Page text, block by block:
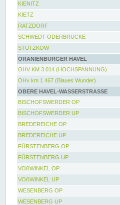
KIENITZ
KIETZ
RATZDORF
SCHWEDT-ODERBRÜCKE
STÜTZKOW
ORANIENBURGER HAVEL
OHV KM 3.014 (HOCHSPANNUNG)
OHv km 1.467 (Blaues Wunder)
OBERE HAVEL-WASSERSTRASSE
BISCHOFSWERDER OP
BISCHOFSWERDER UP
BREDEREICHE OP
BREDEREICHE UP
FÜRSTENBERG OP
FÜRSTENBERG UP
VOßWINKEL OP
VOßWINKEL UP
WESENBERG OP
WESENBERG UP